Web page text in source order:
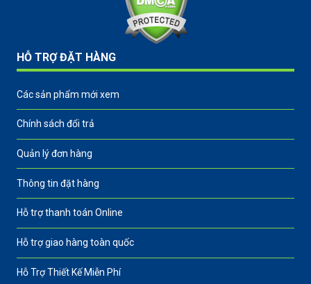
HỖ TRỢ ĐẶT HÀNG
Các sản phẩm mới xem
Chính sách đổi trả
Quản lý đơn hàng
Thông tin đặt hàng
Hỗ trợ thanh toán Online
Hỗ trợ giao hàng toàn quốc
Hỗ Trợ Thiết Kế Miễn Phí